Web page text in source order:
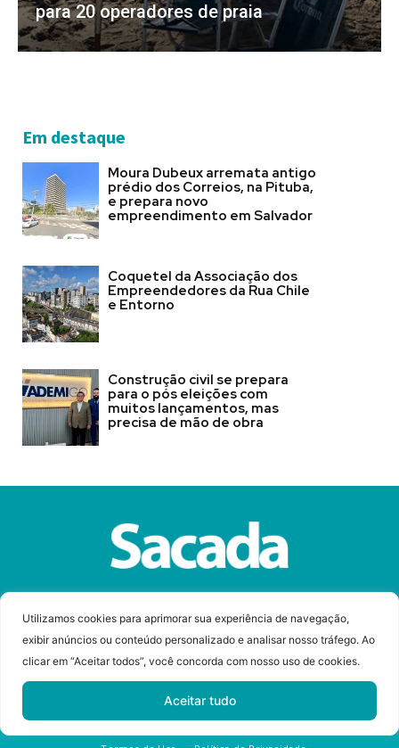
Utilizamos cookies para aprimorar sua experiência de navegação,
exibir anúncios ou conteúdo personalizado e analisar nosso tráfego. Ao
clicar em “Aceitar todos”, você concorda com nosso uso de cookies.
Aceitar tudo
para 20 operadores de praia
Em destaque
Moura Dubeux arremata antigo
prédio dos Correios, na Pituba,
e prepara novo
empreendimento em Salvador
Coquetel da Associação dos
Empreendedores da Rua Chile
e Entorno
Construção civil se prepara
para o pós eleições com
muitos lançamentos, mas
precisa de mão de obra
© Copyright 2023 Revista Sacada
Desenvolvido por